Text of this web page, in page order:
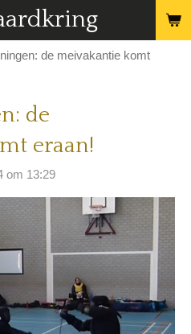
de meivakantie komt
de
eraan!
om 13:29